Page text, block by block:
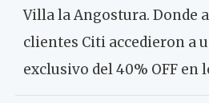
Villa la Angostura. Donde
clientes Citi accedieron a
exclusivo del 40% OFF en